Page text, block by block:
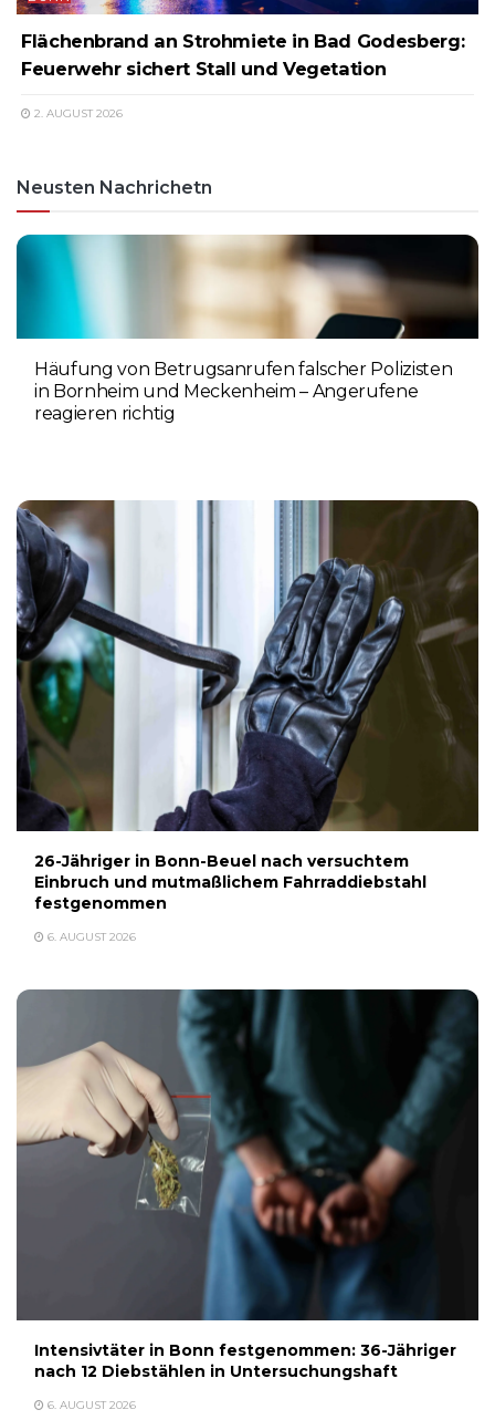
Flächenbrand an Strohmiete in Bad Godesberg:
Feuerwehr sichert Stall und Vegetation
2. AUGUST 2026
Neusten Nachrichetn
Häufung von Betrugsanrufen falscher Polizisten
in Bornheim und Meckenheim – Angerufene
reagieren richtig
26-Jähriger in Bonn-Beuel nach versuchtem
Einbruch und mutmaßlichem Fahrraddiebstahl
festgenommen
6. AUGUST 2026
Intensivtäter in Bonn festgenommen: 36-Jähriger
nach 12 Diebstählen in Untersuchungshaft
6. AUGUST 2026